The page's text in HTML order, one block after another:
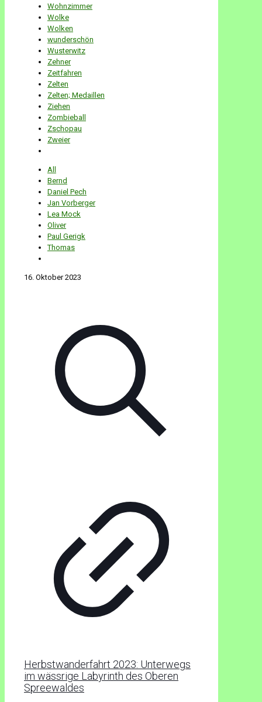
Wohnzimmer
Wolke
Wolken
wunderschön
Wusterwitz
Zehner
Zeitfahren
Zelten
Zelten; Medaillen
Ziehen
Zombieball
Zschopau
Zweier
All
Bernd
Daniel Pech
Jan Vorberger
Lea Mock
Oliver
Paul Gerigk
Thomas
16. Oktober 2023
Herbstwanderfahrt 2023: Unterwegs
im wässrige Labyrinth des Oberen
Spreewaldes